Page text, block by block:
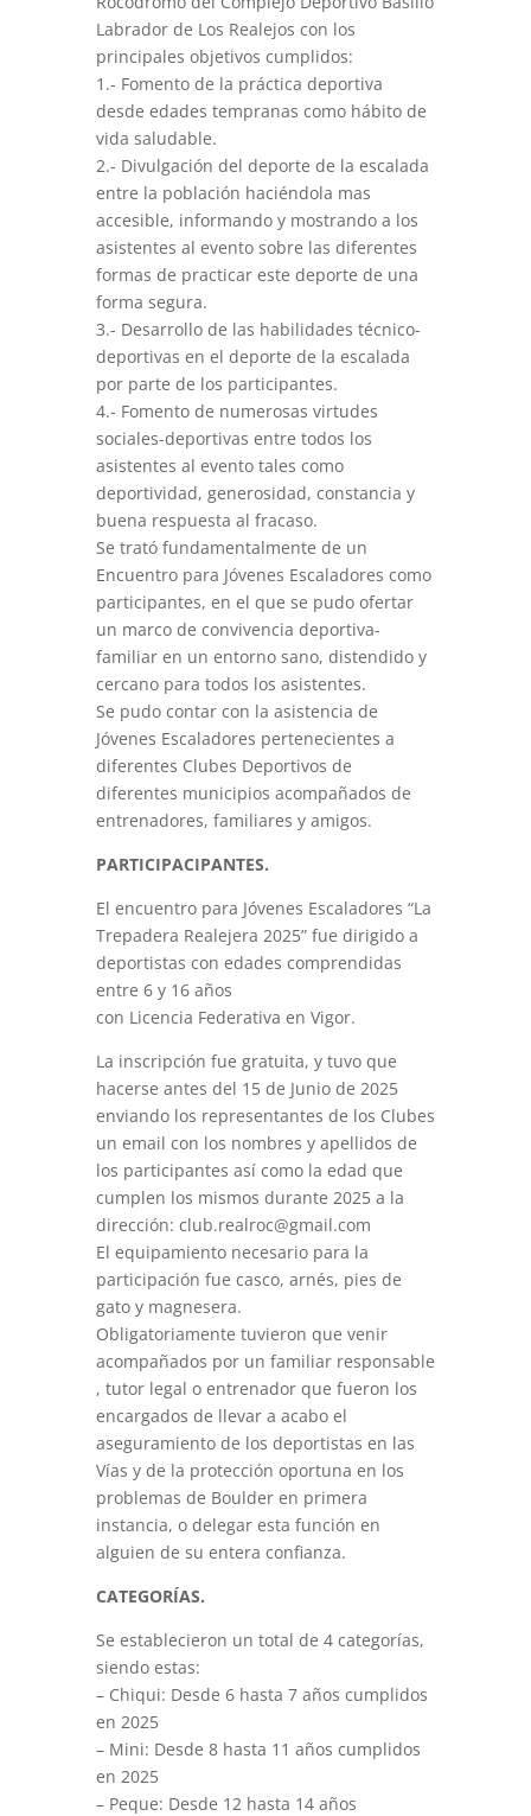
Labrador de Los Realejos con los
principales objetivos cumplidos:
1.- Fomento de la práctica deportiva
desde edades tempranas como hábito de
vida saludable.
2.- Divulgación del deporte de la escalada
entre la población haciéndola mas
accesible, informando y mostrando a los
asistentes al evento sobre las diferentes
formas de practicar este deporte de una
forma segura.
3.- Desarrollo de las habilidades técnico-
deportivas en el deporte de la escalada
por parte de los participantes.
4.- Fomento de numerosas virtudes
sociales-deportivas entre todos los
asistentes al evento tales como
deportividad, generosidad, constancia y
buena respuesta al fracaso.
Se trató fundamentalmente de un
Encuentro para Jóvenes Escaladores como
participantes, en el que se pudo ofertar
un marco de convivencia deportiva-
familiar en un entorno sano, distendido y
cercano para todos los asistentes.
Se pudo contar con la asistencia de
Jóvenes Escaladores pertenecientes a
diferentes Clubes Deportivos de
diferentes municipios acompañados de
entrenadores, familiares y amigos.
PARTICIPACIPANTES.
El encuentro para Jóvenes Escaladores “La
Trepadera Realejera 2025” fue dirigido a
deportistas con edades comprendidas
entre 6 y 16 años
con Licencia Federativa en Vigor.
La inscripción fue gratuita, y tuvo que
hacerse antes del 15 de Junio de 2025
enviando los representantes de los Clubes
un email con los nombres y apellidos de
los participantes así como la edad que
cumplen los mismos durante 2025 a la
dirección: club.realroc@gmail.com
El equipamiento necesario para la
participación fue casco, arnés, pies de
gato y magnesera.
Obligatoriamente tuvieron que venir
acompañados por un familiar responsable
, tutor legal o entrenador que fueron los
encargados de llevar a acabo el
aseguramiento de los deportistas en las
Vías y de la protección oportuna en los
problemas de Boulder en primera
instancia, o delegar esta función en
alguien de su entera confianza.
CATEGORÍAS.
Se establecieron un total de 4 categorías,
siendo estas:
– Chiqui: Desde 6 hasta 7 años cumplidos
en 2025
– Mini: Desde 8 hasta 11 años cumplidos
en 2025
– Peque: Desde 12 hasta 14 años